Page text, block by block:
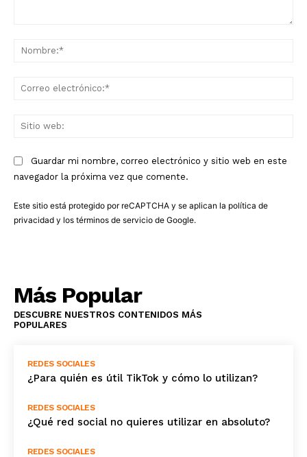
Guardar mi nombre, correo electrónico y sitio web en este
navegador la próxima vez que comente.
Este sitio está protegido por reCAPTCHA y se aplican la política de
privacidad y los términos de servicio de Google.
Más Popular
DESCUBRE NUESTROS CONTENIDOS MÁS
POPULARES
REDES SOCIALES
¿Para quién es útil TikTok y cómo lo utilizan?
REDES SOCIALES
¿Qué red social no quieres utilizar en absoluto?
REDES SOCIALES